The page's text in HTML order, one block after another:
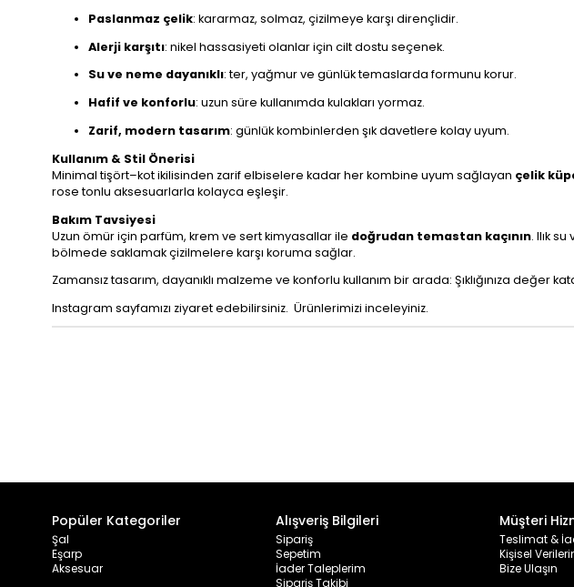
Paslanmaz çelik: kararmaz, solmaz, çizilmeye karşı dirençlidir.
Alerji karşıtı: nikel hassasiyeti olanlar için cilt dostu seçenek.
Su ve neme dayanıklı: ter, yağmur ve günlük temaslarda formunu korur.
Hafif ve konforlu: uzun süre kullanımda kulakları yormaz.
Zarif, modern tasarım: günlük kombinlerden şık davetlere kolay uyum.
Kullanım & Stil Önerisi
Minimal tişört–kot ikilisinden zarif elbiselere kadar her kombine uyum sağlayan çelik
rose tonlu aksesuarlarla kolayca eşleşir.
Bakım Tavsiyesi
Uzun ömür için parfüm, krem ve sert kimyasallar ile doğrudan temastan kaçının. Ilık
bölmede saklamak çizilmelere karşı koruma sağlar.
Zamansız tasarım, dayanıklı malzeme ve konforlu kullanım bir arada: Şıklığınıza değer
Instagram sayfamızı ziyaret edebilirsiniz. Ürünlerimizi inceleyiniz.
Popüler Kategoriler
Şal
Eşarp
Aksesuar
Alışveriş Bilgileri
Sipariş
Sepetim
İader Taleplerim
Sipariş Takibi
Müşteri
Teslimat &
Kişisel
Bize Ulaşın